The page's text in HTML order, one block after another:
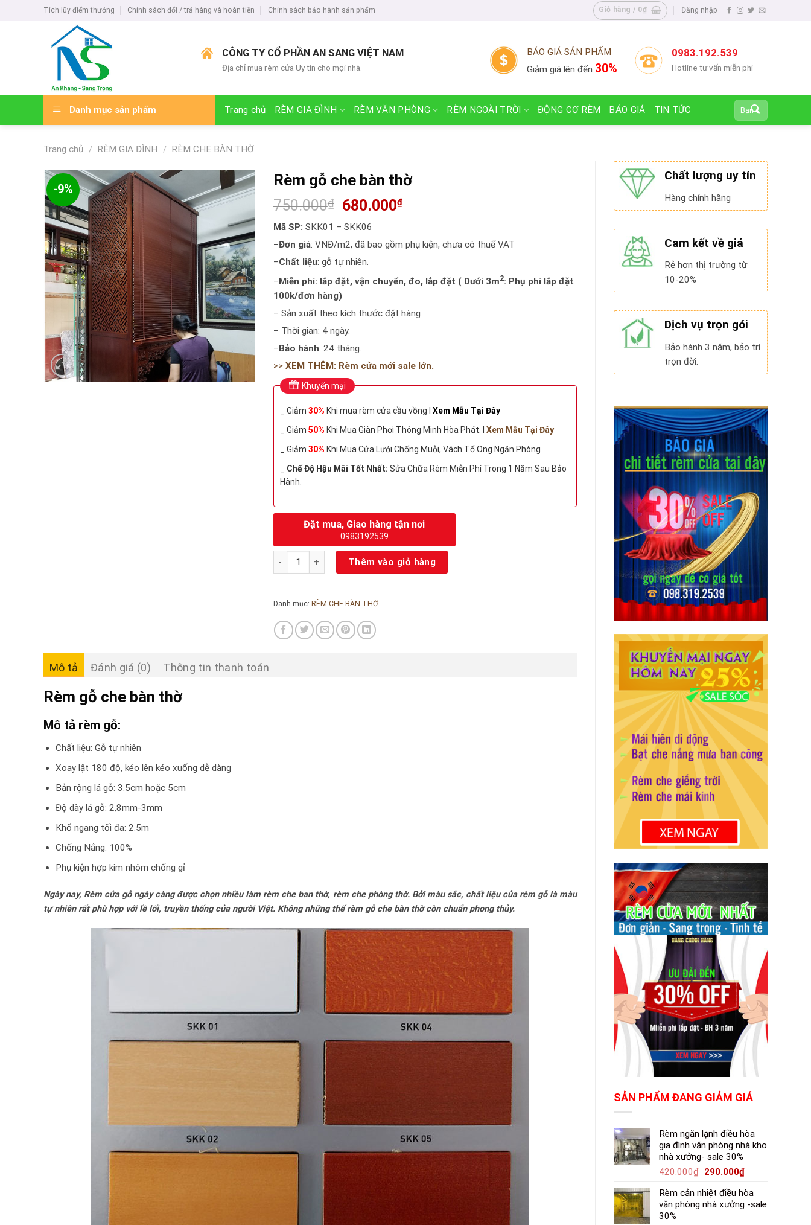
Tích lũy điểm thưởng Chính sách đổi / trả hàng và hoàn tiền Chính sách bảo hành sản phẩm Giỏ hàng / 0₫ Đăng nhập
CÔNG TY CỔ PHẦN AN SANG VIỆT NAM
Địa chỉ mua rèm cửa Uy tín cho mọi nhà.
BÁO GIÁ SẢN PHẨM
Giảm giá lên đến 30%
0983.192.539
Hotline tư vấn miễn phí
Danh mục sản phẩm Trang chủ RÈM GIA ĐÌNH RÈM VĂN PHÒNG RÈM NGOÀI TRỜI ĐỘNG CƠ RÈM BÁO GIÁ TIN TỨC
Tìm
kiếm:
Trang chủ / RÈM GIA ĐÌNH / RÈM CHE BÀN THỜ
Chất lượng uy tín
Hàng chính hãng
Cam kết về giá
Rẻ hơn thị trường từ
10-20%
Dịch vụ trọn gói
Bảo hành 3 năm, bảo trì
trọn đời.
SẢN PHẨM ĐANG GIẢM GIÁ
Rèm ngăn lạnh điều hòa
gia đình văn phòng nhà kho
nhà xưởng- sale 30%
420.000₫ 290.000₫
Rèm cản nhiệt điều hòa
văn phòng nhà xưởng -sale
30%
-9%
Rèm gỗ che bàn thờ
750.000₫ 680.000₫
Mã SP: SKK01 – SKK06
–Đơn giá: VNĐ/m2, đã bao gồm phụ kiện, chưa có thuế VAT
–Chất liệu: gỗ tự nhiên.
– Miễn phí: lắp đặt, vận chuyển, đo, lắp đặt ( Dưới 3m2: Phụ phí lắp đặt
100k/đơn hàng)
– Sản xuất theo kích thước đặt hàng
– Thời gian: 4 ngày.
– Bảo hành: 24 tháng.
>> XEM THÊM: Rèm cửa mới sale lớn.
Khuyến mại
_ Giảm 30% Khi mua rèm cửa cầu vồng I
Xem Mẫu Tại Đây
_ Giảm 50% Khi Mua Giàn Phơi Thông Minh Hòa Phát. I Xem Mẫu Tại Đây
_ Giảm 30% Khi Mua Cửa Lưới Chống Muỗi, Vách Tổ Ong Ngăn Phòng
Chế Độ Hậu Mãi Tốt Nhất: Sửa Chữa Rèm Miễn Phí Trong 1 Năm Sau Bảo
Hành.
Đặt mua, Giao hàng tận nơi
0983192539
Rèm gỗ che bàn thờ số lượng
Thêm vào giỏ hàng
Danh mục: RÈM CHE BÀN THỜ
Mô tả Đánh giá (0) Thông tin thanh toán
Rèm gỗ che bàn thờ
Mô tả rèm gỗ:
Chất liệu: Gỗ tự nhiên
Xoay lật 180 độ, kéo lên kéo xuống dễ dàng
Bản rộng lá gỗ: 3.5cm hoặc 5cm
Độ dày lá gỗ: 2,8mm-3mm
Khổ ngang tối đa: 2.5m
Chống Nắng: 100%
Phụ kiện hợp kim nhôm chống gỉ
Ngày nay, Rèm cửa gỗ ngày càng được chọn nhiều làm rèm che ban thờ, rèm che phòng thờ. Bởi màu sắc, chất liệu của rèm gỗ là màu
tự nhiên rất phù hợp với lề lối, truyền thống của người Việt. Không những thế rèm gỗ che bàn thờ còn chuẩn phong thủy.